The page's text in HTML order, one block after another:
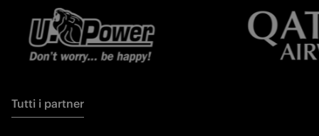
Tutti i partner